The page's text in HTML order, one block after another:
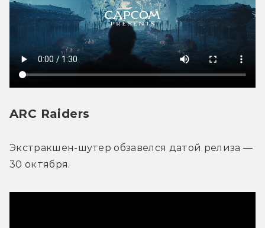
ARC Raiders
Экстракшен-шутер обзавелся датой релиза —
30 октября.